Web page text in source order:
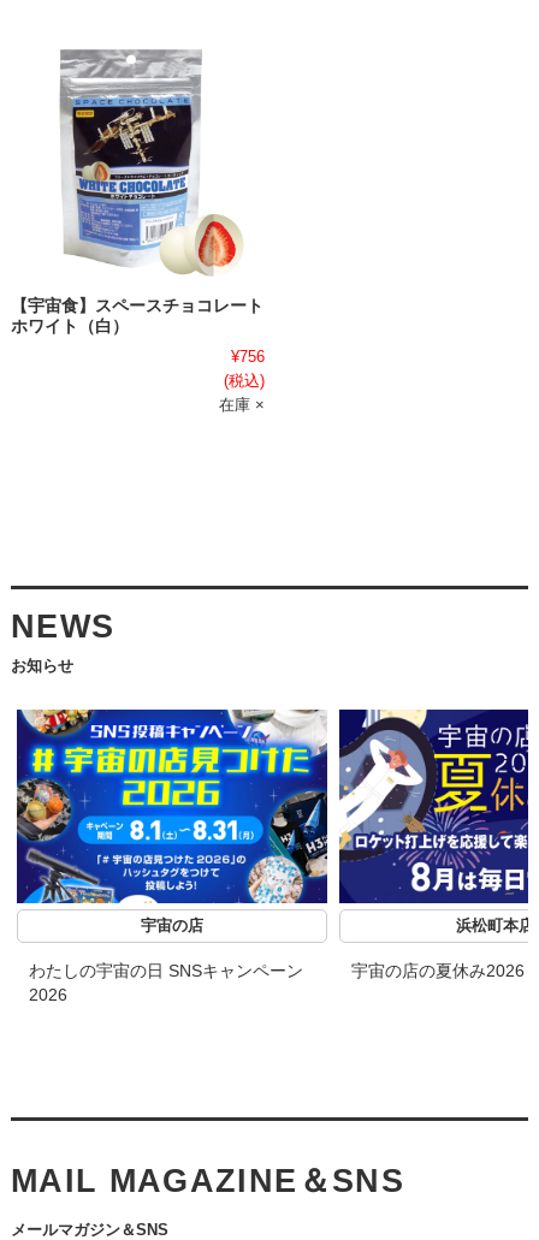
【宇宙食】スペースチョコレート
ホワイト（白）
¥756
(税込)
在庫 ×
NEWS
お知らせ
宇宙の店
わたしの宇宙の日 SNSキャンペーン
2026
浜松町本店
宇宙の店の夏休み2026
MAIL MAGAZINE＆SNS
メールマガジン＆SNS